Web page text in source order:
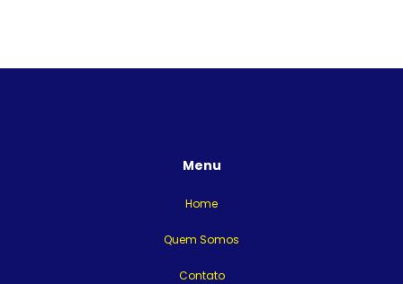
Menu
Home
Quem Somos
Contato